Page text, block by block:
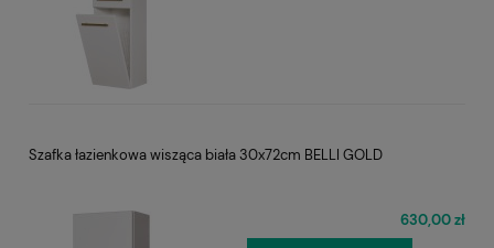
Szafka łazienkowa wisząca biała 30x72cm BELLI GOLD
630,00 zł